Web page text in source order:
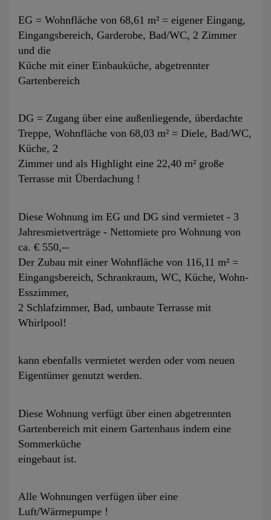
EG = Wohnfläche von 68,61 m² = eigener Eingang,
Eingangsbereich, Garderobe, Bad/WC, 2 Zimmer
und die
Küche mit einer Einbauküche, abgetrennter
Gartenbereich
DG = Zugang über eine außenliegende, überdachte
Treppe, Wohnfläche von 68,03 m² = Diele, Bad/WC,
Küche, 2
Zimmer und als Highlight eine 22,40 m² große
Terrasse mit Überdachung !
Diese Wohnung im EG und DG sind vermietet - 3
Jahresmietverträge - Nettomiete pro Wohnung von
ca. € 550,--
Der Zubau mit einer Wohnfläche von 116,11 m² =
Eingangsbereich, Schrankraum, WC, Küche, Wohn-
Esszimmer,
2 Schlafzimmer, Bad, umbaute Terrasse mit
Whirlpool!
kann ebenfalls vermietet werden oder vom neuen
Eigentümer genutzt werden.
Diese Wohnung verfügt über einen abgetrennten
Gartenbereich mit einem Gartenhaus indem eine
Sommerküche
eingebaut ist.
Alle Wohnungen verfügen über eine
Luft/Wärmepumpe !